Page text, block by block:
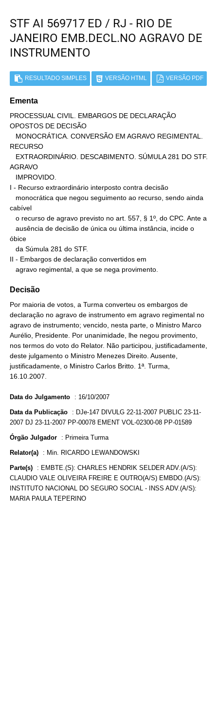
STF AI 569717 ED / RJ - RIO DE
JANEIRO EMB.DECL.NO AGRAVO DE
INSTRUMENTO
RESULTADO SIMPLES VERSÃO HTML VERSÃO PDF
Ementa
PROCESSUAL CIVIL. EMBARGOS DE DECLARAÇÃO
OPOSTOS DE DECISÃO
RECURSO
AGRAVO
I - Recurso extraordinário interposto contra decisão
cabível
óbice
II - Embargos de declaração convertidos em
   agravo regimental, a que se nega provimento.
Decisão
Por maioria de votos, a Turma converteu os embargos de
declaração no agravo de instrumento em agravo regimental no
agravo de instrumento; vencido, nesta parte, o Ministro Marco
Aurélio, Presidente. Por unanimidade, lhe negou provimento,
nos termos do voto do Relator. Não participou, justificadamente,
deste julgamento o Ministro Menezes Direito. Ausente,
justificadamente, o Ministro Carlos Britto. 1ª. Turma,
16.10.2007.
Data do Julgamento : 16/10/2007
Data da Publicação : DJe-147 DIVULG 22-11-2007 PUBLIC 23-11-
2007 DJ 23-11-2007 PP-00078 EMENT VOL-02300-08 PP-01589
Órgão Julgador : Primeira Turma
Relator(a) : Min. RICARDO LEWANDOWSKI
Parte(s) : EMBTE.(S): CHARLES HENDRIK SELDER ADV.(A/S):
CLAUDIO VALE OLIVEIRA FREIRE E OUTRO(A/S) EMBDO.(A/S):
INSTITUTO NACIONAL DO SEGURO SOCIAL - INSS ADV.(A/S):
MARIA PAULA TEPERINO